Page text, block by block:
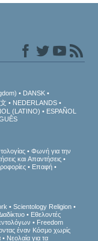
DANSK
NEDERLANDS
(LATINO)
ESPAÑOL
Φωνή για την
και Απαντήσεις
Επαφή
Scientology Religion
Εθελοντές
Freedom
έναν Κόσμο χωρίς
Νεολαία για τα